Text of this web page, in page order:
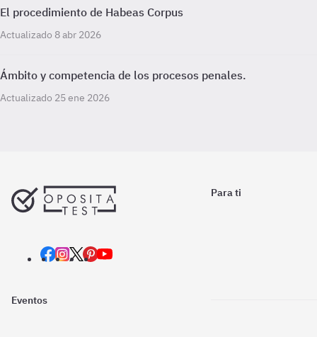
El procedimiento de Habeas Corpus
Actualizado 8 abr 2026
Ámbito y competencia de los procesos penales.
Actualizado 25 ene 2026
Para ti
Eventos